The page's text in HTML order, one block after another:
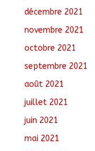
décembre 2021
novembre 2021
octobre 2021
septembre 2021
août 2021
juillet 2021
juin 2021
mai 2021